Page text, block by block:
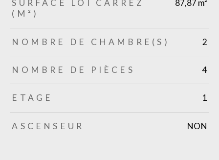
SURFACE LOI CARREZ
(M²)
87,87 m²
NOMBRE DE CHAMBRE(S) 2
NOMBRE DE PIÈCES 4
ETAGE 1
ASCENSEUR NON